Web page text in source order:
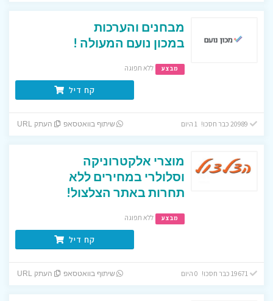
מבחנים והערכות
במכון נועם המעולה !
מבצע ללא תפוגה
קח דיל
שיתוף בוואטסאפ העתק URL
מוצרי אלקטרוניקה
וסלולרי במחירים ללא
תחרות באתר הצלצול!
מבצע ללא תפוגה
קח דיל
שיתוף בוואטסאפ העתק URL